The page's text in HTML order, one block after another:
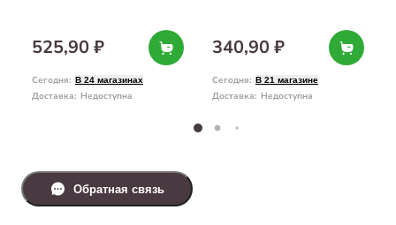
525,90 ₽
Сегодня: В 24 магазинах
Доставка: Недоступна
340,90 ₽
Сегодня: В 21 магазине
Доставка: Недоступна
Обратная связь